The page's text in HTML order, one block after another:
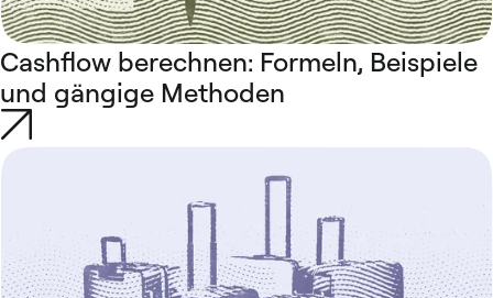
Cashflow berechnen: Formeln, Beispiele
und gängige Methoden